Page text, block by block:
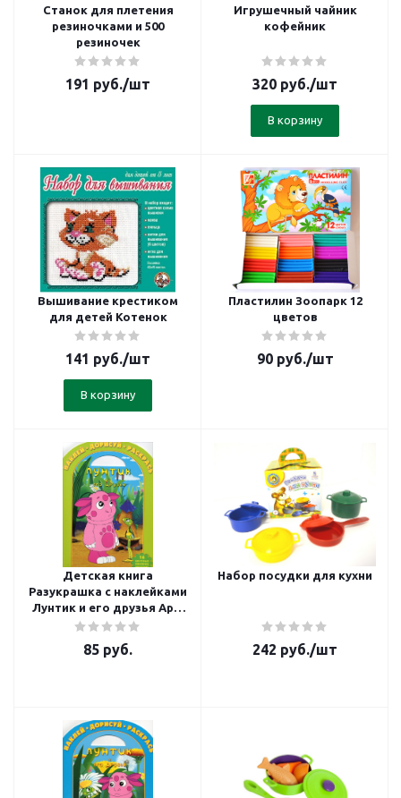
Станок для плетения
резиночками и 500
резиночек
191 руб./шт
Игрушечный чайник
кофейник
320 руб./шт
В корзину
Вышивание крестиком
для детей Котенок
141 руб./шт
В корзину
Пластилин Зоопарк 12
цветов
90руб./шт
Детская книга
Разукрашка с наклейками
Лунтик и его друзья Арт.
4764
85 руб.
Набор посудки для кухни
242 руб./шт